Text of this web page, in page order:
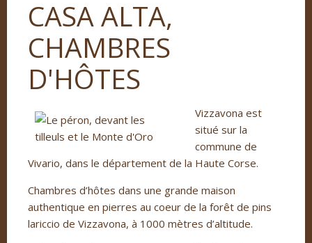
CASA ALTA,
CHAMBRES
D'HÔTES
Vizzavona est
situé sur la
commune de
Vivario, dans le département de la Haute Corse.
Chambres d’hôtes dans une grande maison
authentique en pierres au coeur de la forêt de pins
lariccio de Vizzavona, à 1000 mètres d’altitude.